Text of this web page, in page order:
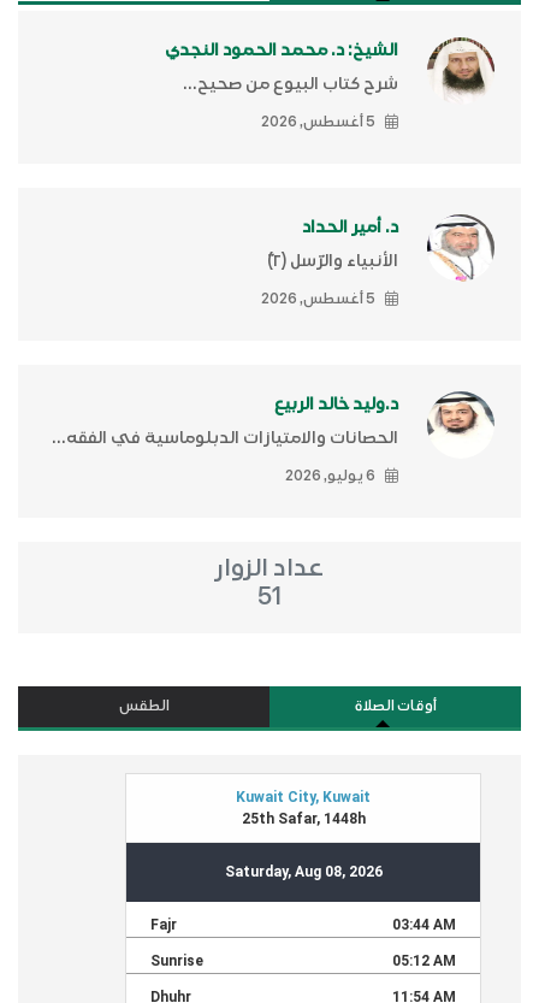
الشيخ: د. محمد الحمود النجدي
شرح كتاب البيوع من صحيح...
5 أغسطس, 2026
د. أمير الحداد
الأنبياء والرّسل (٢)ّ
5 أغسطس, 2026
د.وليد خالد الربيع
الحصانات والامتيازات الدبلوماسية في الفقه...
6 يوليو, 2026
عداد الزوار
51
أوقات الصلاة الطقس